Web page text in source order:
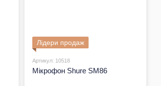
Лідери продаж
Артикул: 10518
Мікрофон Shure SM86